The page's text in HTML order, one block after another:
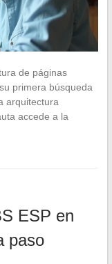
de páginas
primera búsqueda
arquitectura
accede a la
ESP en
paso